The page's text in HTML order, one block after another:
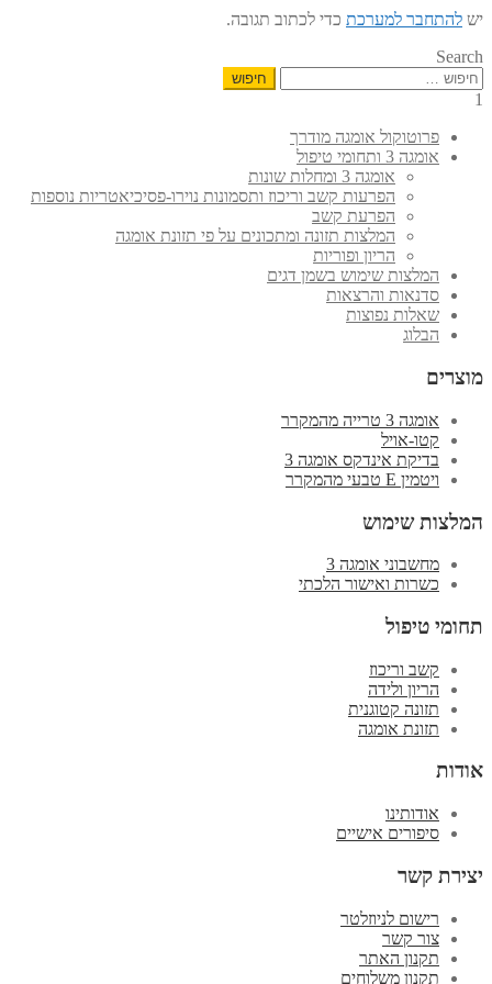
יש להתחבר למערכת כדי לכתוב תגובה.
Search
חיפוש:
1
פרוטוקול אומגה מודרך
אומגה 3 ותחומי טיפול
אומגה 3 ומחלות שונות
הפרעות קשב וריכוז ותסמונות נוירו-פסיכיאטריות נוספות
הפרעת קשב
המלצות תזונה ומתכונים על פי תזונת אומגה
הריון ופוריות
המלצות שימוש בשמן דגים
סדנאות והרצאות
שאלות נפוצות
הבלוג
מוצרים
אומגה 3 טרייה מהמקרר
קטו-אויל
בדיקת אינדקס אומגה 3
ויטמין E טבעי מהמקרר
המלצות שימוש
מחשבוני אומגה 3
כשרות ואישור הלכתי
תחומי טיפול
קשב וריכוז
הריון ולידה
תזונה קטוגנית
תזונת אומגה
אודות
אודותינו
סיפורים אישיים
יצירת קשר
רישום לניוזלטר
צור קשר
תקנון האתר
תקנון משלוחים